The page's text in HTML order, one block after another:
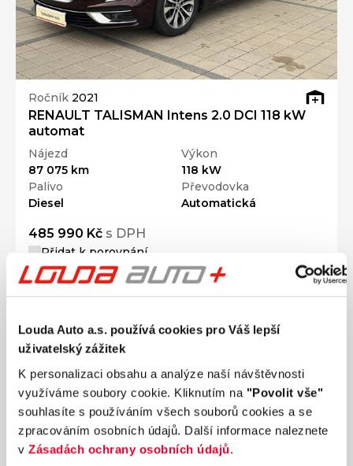
Louda Auto a.s. používá cookies pro Váš lepší
uživatelský zážitek
K personalizaci obsahu a analýze naší návštěvnosti
využíváme soubory cookie. Kliknutím na "Povolit vše"
souhlasíte s používáním všech souborů cookies a se
zpracováním osobních údajů. Další informace naleznete
v Zásadách ochrany osobních údajů.
Ročník 2021
RENAULT TALISMAN Intens 2.0 DCI 118 kW
automat
Nájezd
87 075 km
Výkon
118 kW
Palivo
Diesel
Převodovka
Automatická
485 990 Kč s DPH
Přidat k porovnání
Dárek zdarma